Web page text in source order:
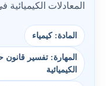
المعادلات الكيميائية
المادة: كيمياء
المهارة: تفسير
الكيميائية